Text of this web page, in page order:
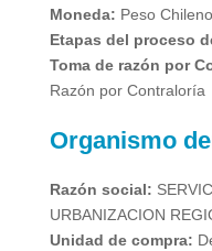
Moneda: Peso Chileno
Etapas del proceso
Toma de razón por
Razón por Contraloría
Organismo
Razón social:
URBANIZACION
Unidad de compra: